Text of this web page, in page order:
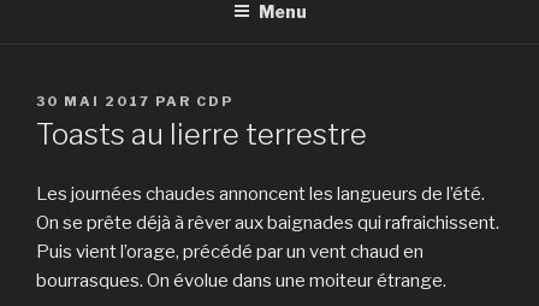
Menu
PUBLIÉ
LE
30 MAI 2017 PAR CDP
Toasts au lierre terrestre
Les journées chaudes annoncent les langueurs de l’été.
On se prête déjà à rêver aux baignades qui rafraichissent.
Puis vient l’orage, précédé par un vent chaud en
bourrasques. On évolue dans une moiteur étrange.